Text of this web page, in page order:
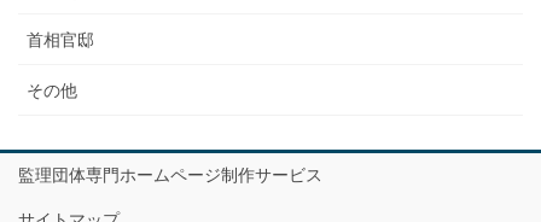
首相官邸
その他
監理団体専門ホームページ制作サービス